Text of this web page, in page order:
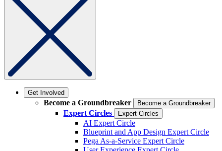
Get Involved
Become a Groundbreaker Become a Groundbreaker
Expert Circles Expert Circles
AI Expert Circle
Blueprint and App Design Expert Circle
Pega As-a-Service Expert Circle